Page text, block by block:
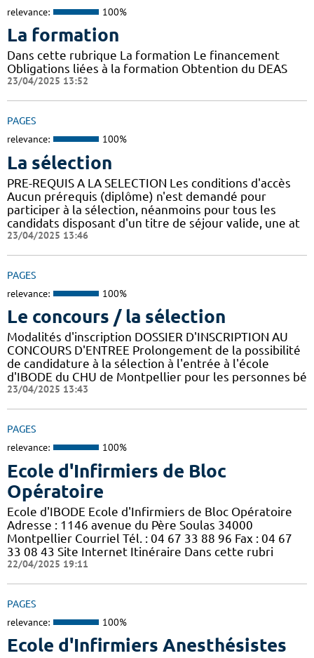
relevance: 100%
La formation
Dans cette rubrique La formation Le financement
Obligations liées à la formation Obtention du DEAS
23/04/2025 13:52
PAGES
relevance: 100%
La sélection
PRE-REQUIS A LA SELECTION Les conditions d'accès
Aucun prérequis (diplôme) n'est demandé pour
participer à la sélection, néanmoins pour tous les
candidats disposant d'un titre de séjour valide, une at
23/04/2025 13:46
PAGES
relevance: 100%
Le concours / la sélection
Modalités d'inscription DOSSIER D'INSCRIPTION AU
CONCOURS D'ENTREE Prolongement de la possibilité
de candidature à la sélection à l'entrée à l'école
d'IBODE du CHU de Montpellier pour les personnes bé
23/04/2025 13:43
PAGES
relevance: 100%
Ecole d'Infirmiers de Bloc
Opératoire
Ecole d'IBODE Ecole d'Infirmiers de Bloc Opératoire
Adresse : 1146 avenue du Père Soulas 34000
Montpellier Courriel Tél. : 04 67 33 88 96 Fax : 04 67
33 08 43 Site Internet Itinéraire Dans cette rubri
22/04/2025 19:11
PAGES
relevance: 100%
Ecole d'Infirmiers Anesthésistes